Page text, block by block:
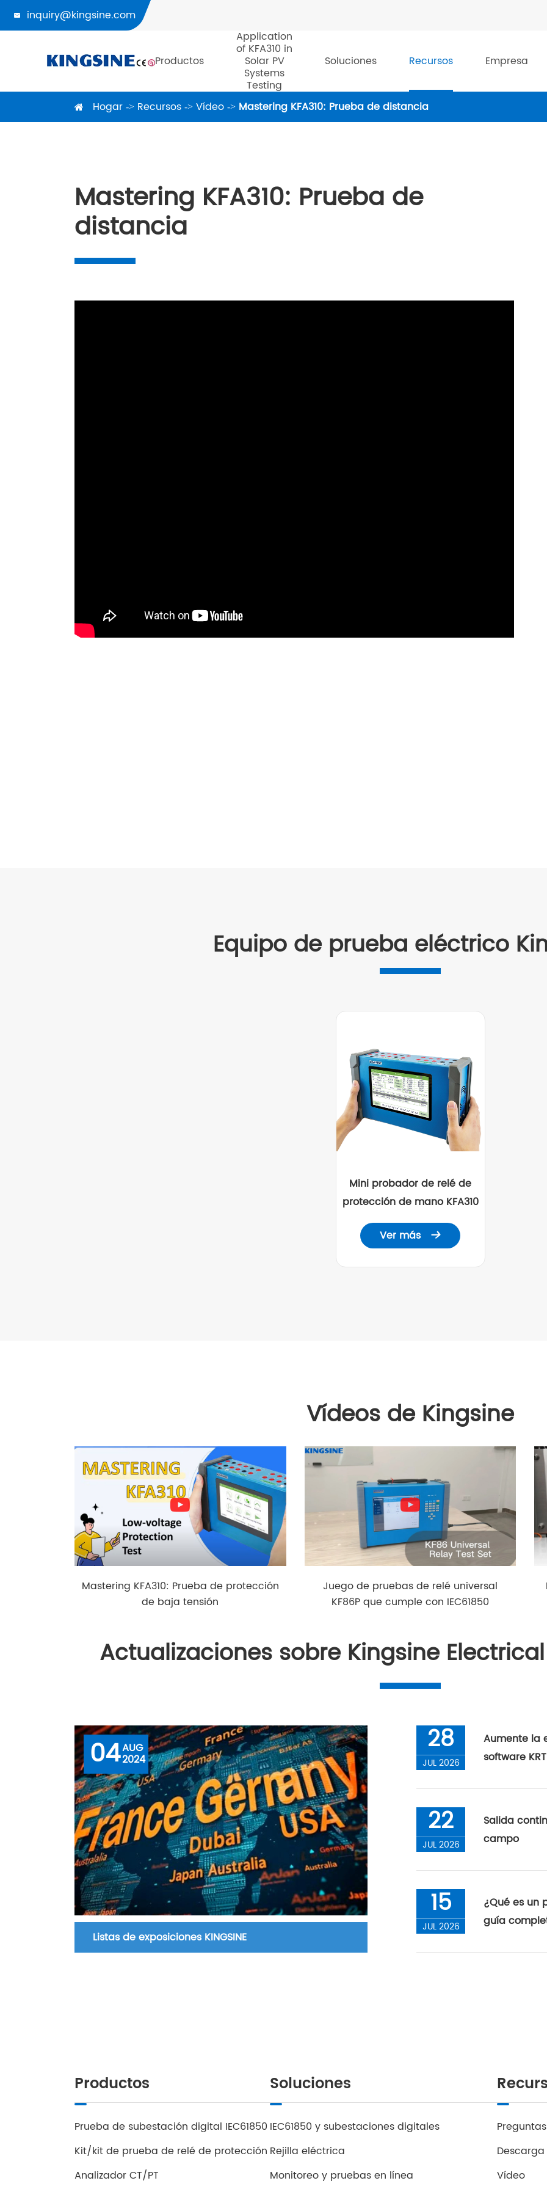
 inquiry@kingsine.com
Productos
Application
of KFA310 in
Solar PV
Systems
Testing
Soluciones Recursos Empresa
Hogar Recursos Vídeo Mastering KFA310: Prueba de distancia
Mastering KFA310: Prueba de
distancia
Equipo de prueba eléctrico
Mini probador de relé de
protección de mano KFA310
Ver más 
Vídeos de Kingsine
Mastering KFA310: Prueba de protección
de baja tensión
Juego de pruebas de relé universal
KF86P que cumple con IEC61850
Actualizaciones sobre Kingsine
Listas de exposiciones KINGSINE
04AUG
2024
28
JUL 2026
Aumente la
software
22
JUL 2026
Salida
campo
15
JUL 2026
¿Qué es un
guía
Productos
Prueba de subestación digital IEC61850
Kit/kit de prueba de relé de protección
Analizador CT/PT
Soluciones
IEC61850 y subestaciones digitales
Rejilla eléctrica
Monitoreo y pruebas en línea
Vídeo